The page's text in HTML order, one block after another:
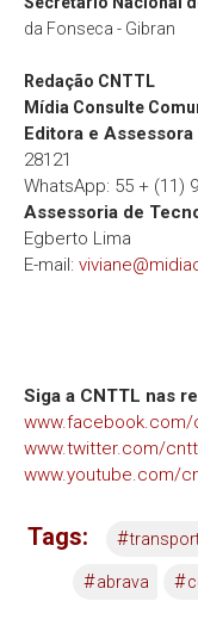
da Fonseca - Gibran
Redação CNTTL
Mídia Consulte
Editora e
28121
WhatsApp: 55 + (11)
Assessoria de
Egberto Lima
E-mail:
Siga a CNTTL nas
www.facebook.com/
www.twitter.com/
www.youtube.com/
Tags: #
#abrava #